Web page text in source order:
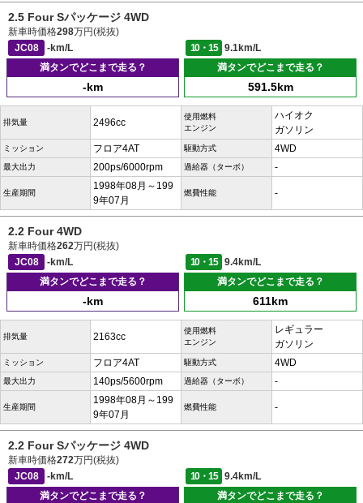
2.5 Four Sパッケージ 4WD
新車時価格298万円(税抜)
JC08
-km/L 10・15
9.1km/L
満タンでどこまで走る？
-km
満タンでどこまで走る？
591.5km
排気量 2496cc
使用燃料
エンジン
ハイオク
ガソリン
ミッション フロア4AT 駆動方式 4WD
最大出力 200ps/6000rpm 過給器（ターボ） -
生産期間
1998年08月～199
9年07月
燃費性能 -
2.2 Four 4WD
新車時価格262万円(税抜)
JC08
-km/L 10・15
9.4km/L
満タンでどこまで走る？
-km
満タンでどこまで走る？
611km
排気量 2163cc
使用燃料
エンジン
レギュラー
ガソリン
ミッション フロア4AT 駆動方式 4WD
最大出力 140ps/5600rpm 過給器（ターボ） -
生産期間
1998年08月～199
9年07月
燃費性能 -
2.2 Four Sパッケージ 4WD
新車時価格272万円(税抜)
JC08
-km/L 10・15
9.4km/L
満タンでどこまで走る？
満タンでどこまで走る？